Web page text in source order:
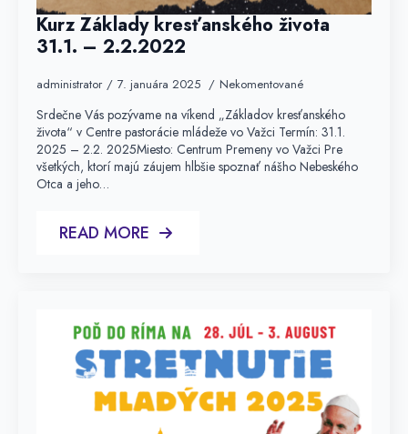
Kurz Základy kresťanského života
31.1. – 2.2.2022
administrator 7. januára 2025 Nekomentované
Srdečne Vás pozývame na víkend „Základov kresťanského
života“ v Centre pastorácie mládeže vo Važci Termín: 31.1.
2025 – 2.2. 2025Miesto: Centrum Premeny vo Važci Pre
všetkých, ktorí majú záujem hlbšie spoznať nášho Nebeského
Otca a jeho…
READ MORE